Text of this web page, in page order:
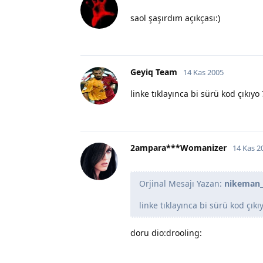
saol şaşırdım açıkçası:)
Geyiq Team 14 Kas 2005
linke tıklayınca bi sürü kod çıkıyo
2ampara***Womanizer 14 Kas
Orjinal Mesajı Yazan:
linke tıklayınca bi sürü kod
doru dio:drooling: